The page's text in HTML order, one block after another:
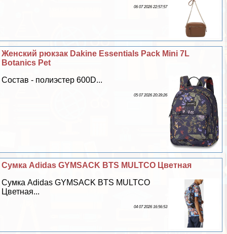
06 07 2026 22:57:57
Женский рюкзак Dakine Essentials Pack Mini 7L
Botanics Pet
Состав - полиэстер 600D...
05 07 2026 20:39:26
Сумка Adidas GYMSACK BTS MULTCO Цветная
Сумка Adidas GYMSACK BTS MULTCO
Цветная...
04 07 2026 16:56:53